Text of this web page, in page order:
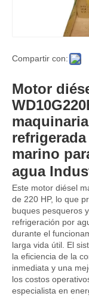
Compartir con:
Motor
marino
agua
Este motor diésel
de 220 HP, lo que
buques pesqueros
refrigeración por
durante el
larga vida útil. El
la eficiencia de la
inmediata y una
los costos
especialista en